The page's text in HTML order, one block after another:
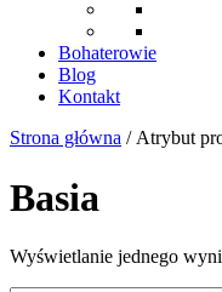
Bohaterowie
Blog
Kontakt
Strona główna / Atrybut
Basia
Wyświetlanie jednego